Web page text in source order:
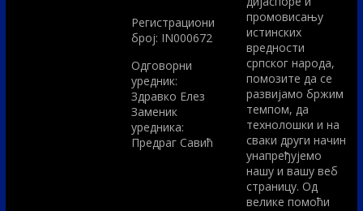
Регистрациони
број: IN000672
Одговорни
уредник:
Здравко Елез
Заменик
уредника:
Предраг Савић
промовисању
истинских
вредности
српског народа,
помозите да се
развијамо бржим
темпом, да
технолошки и на
сваки други начин
унапређујемо
нашу и вашу веб
страницу. Од
велике помоћи